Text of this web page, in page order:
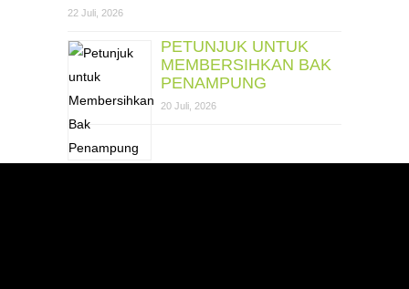
22 Juli, 2026
PETUNJUK UNTUK
MEMBERSIHKAN BAK
PENAMPUNG
20 Juli, 2026